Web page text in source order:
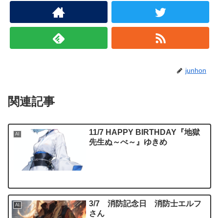
junhon
関連記事
AI
11/7 HAPPY BIRTHDAY『地獄
先生ぬ～べ～』ゆきめ
AI
3/7 消防記念日 消防士エルフ
さん